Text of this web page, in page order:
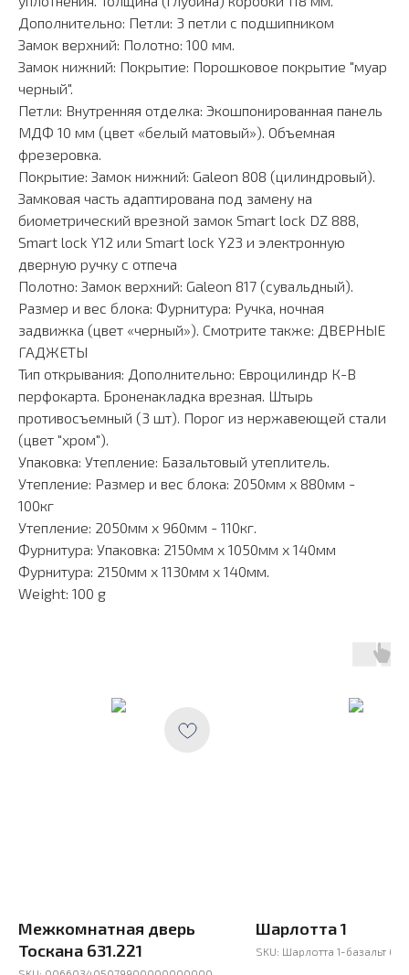
Дополнительно: Петли: 3 петли с подшипником
Замок верхний: Полотно: 100 мм.
Замок нижний: Покрытие: Порошковое покрытие "муар
черный".
Петли: Внутренняя отделка: Экошпонированная панель
МДФ 10 мм (цвет «белый матовый»). Объемная
фрезеровка.
Покрытие: Замок нижний: Galeon 808 (цилиндровый).
Замковая часть адаптирована под замену на
биометрический врезной замок Smart lock DZ 888,
Smart lock Y12 или Smart lock Y23 и электронную
дверную ручку с отпеча
Полотно: Замок верхний: Galeon 817 (сувальдный).
Размер и вес блока: Фурнитура: Ручка, ночная
задвижка (цвет «черный»). Смотрите также: ДВЕРНЫЕ
ГАДЖЕТЫ
Тип открывания: Дополнительно: Евроцилиндр К-В
перфокарта. Броненакладка врезная. Штырь
противосъемный (3 шт). Порог из нержавеющей стали
(цвет "хром").
Упаковка: Утепление: Базальтовый утеплитель.
Утепление: Размер и вес блока: 2050мм х 880мм -
100кг
Утепление: 2050мм х 960мм - 110кг.
Фурнитура: Упаковка: 2150мм х 1050мм х 140мм
Фурнитура: 2150мм х 1130мм х 140мм.
Weight: 100 g
Межкомнатная дверь
Тоскана 631.221
Шарлотта 1
SKU: Шарлотта 1-базальт